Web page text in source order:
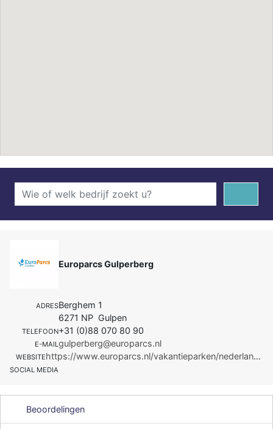
Europarcs Gulperberg
ADRESBerghem 1
6271 NP Gulpen
TELEFOON+31 (0)88 070 80 90
E-MAILgulperberg@europarcs.nl
WEBSITE https://www.europarcs.nl/vakantieparken/nederland/limburg/gulperberg
SOCIAL MEDIA
Beoordelingen